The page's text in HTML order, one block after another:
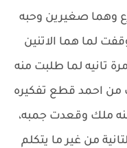
وهما صغيرين وحبه
لما هما الاتنين
تانيه لما طلبت منه
احمد قطع تفكيره
ملك وقعدت جمبه،
من غير ما يتكلم